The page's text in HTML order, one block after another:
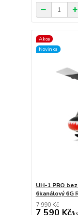
Akce
Novinka
UH-1 PRO
6kanálový 6G
7 990 Kč
7 590 Kč